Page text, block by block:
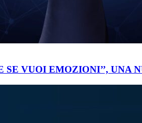
SE VUOI EMOZIONI’’, UNA